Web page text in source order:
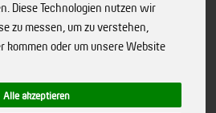
Diese Technologien nutzen wir
zu messen, um zu verstehen,
kommen oder um unsere Website
Alle akzeptieren